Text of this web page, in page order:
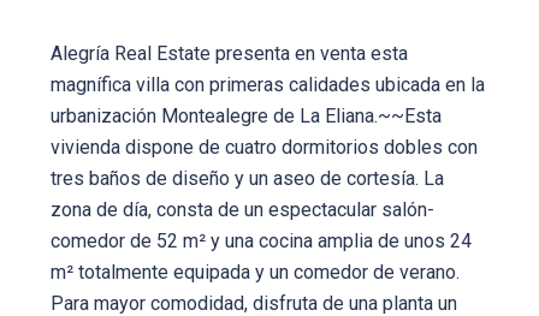
Alegría Real Estate presenta en venta esta
magnífica villa con primeras calidades ubicada en la
urbanización Montealegre de La Eliana.~~Esta
vivienda dispone de cuatro dormitorios dobles con
tres baños de diseño y un aseo de cortesía. La
zona de día, consta de un espectacular salón-
comedor de 52 m² y una cocina amplia de unos 24
m² totalmente equipada y un comedor de verano.
Para mayor comodidad, disfruta de una planta un